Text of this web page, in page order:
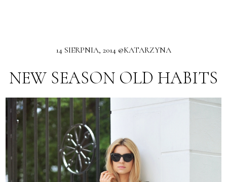
14 SIERPNIA, 2014 @KATARZYNA
NEW SEASON OLD HABITS